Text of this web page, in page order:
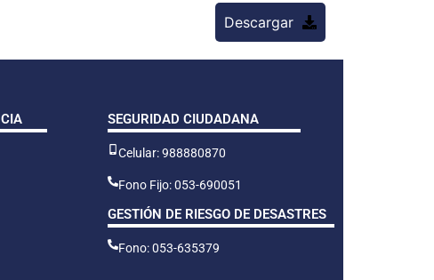
Descargar
SEGURIDAD CIUDADANA
Celular: 988880870
Fono Fijo: 053-690051
GESTIÓN DE RIESGO DE DESASTRES
Fono: 053-635379